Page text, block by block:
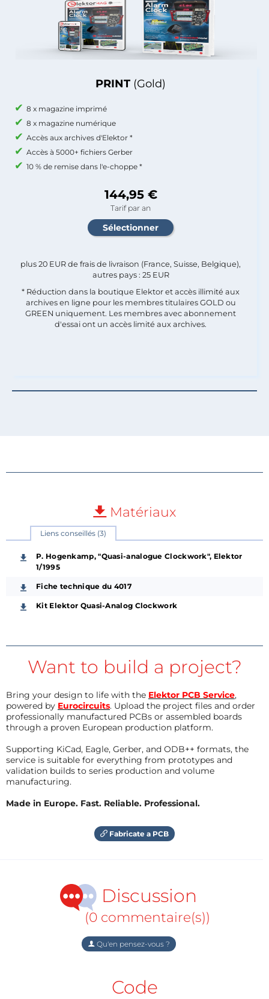
PRINT (Gold)
8 x magazine imprimé
8 x magazine numérique
Accès aux archives d'Elektor *
Accès à 5000+ fichiers Gerber
10 % de remise dans l'e-choppe *
144,95 €
Tarif par an
plus 20 EUR de frais de livraison (France, Suisse, Belgique),
autres pays : 25 EUR
* Réduction dans la boutique Elektor et accès illimité aux
archives en ligne pour les membres titulaires GOLD ou
GREEN uniquement. Les membres avec abonnement
d'essai ont un accès limité aux archives.
Matériaux
Liens conseillés (3)
P. Hogenkamp, "Quasi-analogue Clockwork", Elektor
1/1995
Fiche technique du 4017
Kit Elektor Quasi-Analog Clockwork
Want to build a project?
Bring your design to life with the Elektor PCB Service,
powered by Eurocircuits. Upload the project files and order
professionally manufactured PCBs or assembled boards
through a proven European production platform.
Supporting KiCad, Eagle, Gerber, and ODB++ formats, the
service is suitable for everything from prototypes and
validation builds to series production and volume
manufacturing.
Made in Europe. Fast. Reliable. Professional.
Fabricate a PCB
Discussion
(0 commentaire(s))
Qu'en pensez-vous ?
Code